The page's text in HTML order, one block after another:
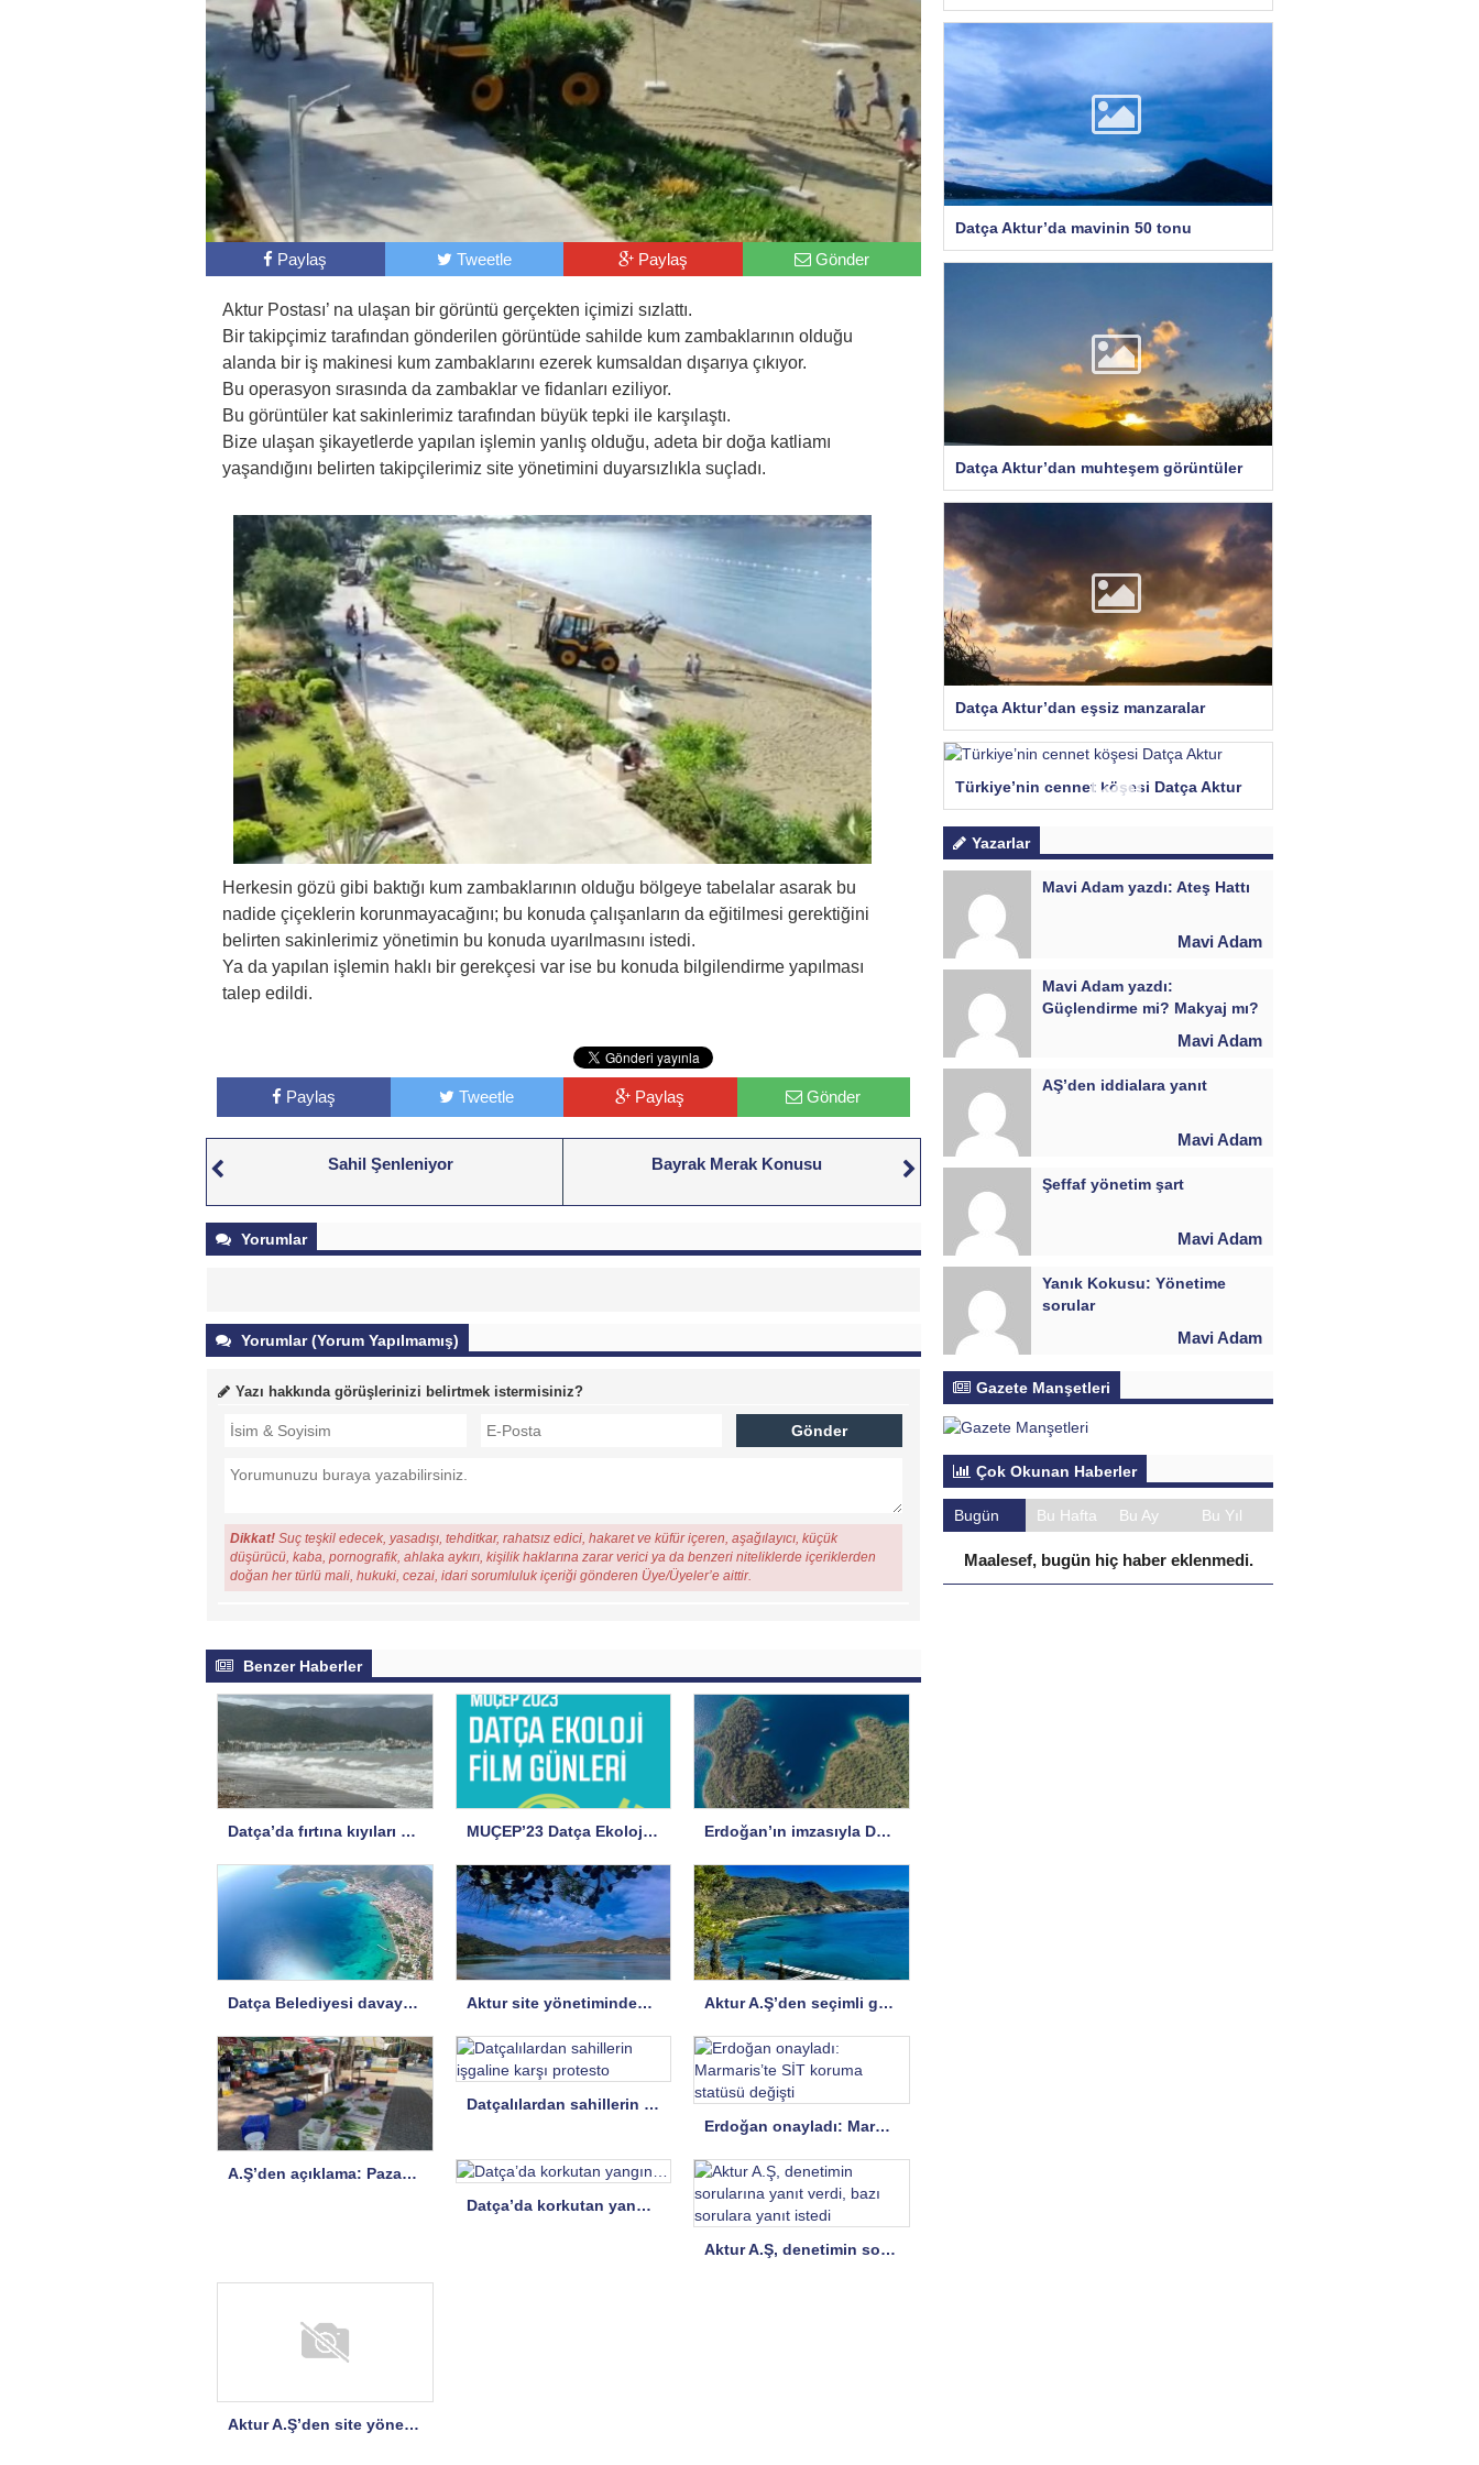
Paylaş Tweetle Paylaş Gönder
Aktur Postası’ na ulaşan bir görüntü gerçekten içimizi sızlattı.
Bir takipçimiz tarafından gönderilen görüntüde sahilde kum zambaklarının olduğu
alanda bir iş makinesi kum zambaklarını ezerek kumsaldan dışarıya çıkıyor.
Bu operasyon sırasında da zambaklar ve fidanları eziliyor.
Bu görüntüler kat sakinlerimiz tarafından büyük tepki ile karşılaştı.
Bize ulaşan şikayetlerde yapılan işlemin yanlış olduğu, adeta bir doğa katliamı
yaşandığını belirten takipçilerimiz site yönetimini duyarsızlıkla suçladı.
Herkesin gözü gibi baktığı kum zambaklarının olduğu bölgeye tabelalar asarak bu
nadide çiçeklerin korunmayacağını; bu konuda çalışanların da eğitilmesi gerektiğini
belirten sakinlerimiz yönetimin bu konuda uyarılmasını istedi.
Ya da yapılan işlemin haklı bir gerekçesi var ise bu konuda bilgilendirme yapılması
talep edildi.
Paylaş Tweetle Paylaş Gönder
Sahil Şenleniyor Bayrak Merak Konusu
Yorumlar
Yorumlar (Yorum Yapılmamış)
Yazı hakkında görüşlerinizi belirtmek istermisiniz?
Dikkat! Suç teşkil edecek, yasadışı, tehditkar, rahatsız edici, hakaret ve küfür içeren, aşağılayıcı, küçük
düşürücü, kaba, pornografik, ahlaka aykırı, kişilik haklarına zarar verici ya da benzeri niteliklerde içeriklerden
doğan her türlü mali, hukuki, cezai, idari sorumluluk içeriği gönderen Üye/Üyeler’e aittir.
Benzer Haberler
Datça’da fırtına kıyıları vurdu MUÇEP’23 Datça Ekoloji Film Günleri Başlıyor Erdoğan’ın imzasıyla Datça, Göcek ve Fethiye’de koruma statüsü değişti
Datça Belediyesi davayı kazandı: Kıyılar halkındır Aktur site yönetiminden A.Ş’ye yanıt Aktur A.Ş’den seçimli genel kurul hakkında uyarı
A.Ş’den açıklama: Pazar yeri risk altında!
Datçalılardan sahillerin işgaline karşı protesto
Erdoğan onayladı: Marmaris’te SİT koruma statüsü değişti
Datça’da korkutan yangın…
Aktur A.Ş, denetimin sorularına yanıt verdi, bazı sorulara yanıt istedi
Aktur A.Ş’den site yönetimine açıklama
Datça Aktur’da mavinin 50 tonu
Datça Aktur’dan muhteşem görüntüler
Datça Aktur’dan eşsiz manzaralar
Türkiye’nin cennet köşesi Datça Aktur
Yazarlar
Mavi Adam yazdı: Ateş Hattı
Mavi Adam
Mavi Adam yazdı:
Güçlendirme mi? Makyaj mı?
Mavi Adam
AŞ’den iddialara yanıt
Mavi Adam
Şeffaf yönetim şart
Mavi Adam
Yanık Kokusu: Yönetime
sorular
Mavi Adam
Gazete Manşetleri
Çok Okunan Haberler
Bugün Bu Hafta Bu Ay Bu Yıl
Maalesef, bugün hiç haber eklenmedi.